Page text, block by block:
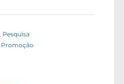
Pesquisa
Promoção